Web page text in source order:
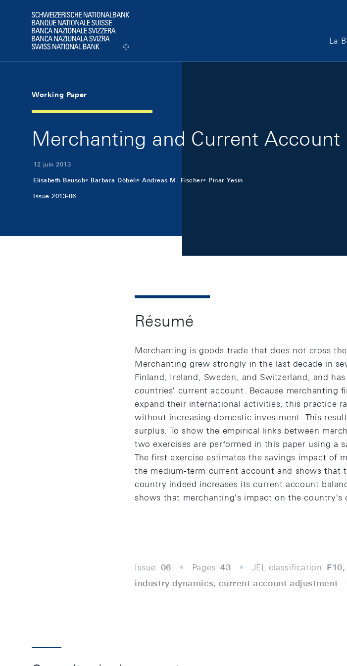
Logo
La
Working Paper
Merchanting and Current Account
12 juin 2013
Elisabeth Beusch Barbara Döbeli Andreas M. Fischer Pinar Yesin
Issue 2013-06
Résumé
Merchanting is goods trade that does not cross
Merchanting grew strongly in the last decade in
Finland, Ireland, Sweden, and Switzerland, and
countries' current account. Because merchanting
expand their international activities, this practice
without increasing domestic investment. This
surplus. To show the empirical links between
two exercises are performed in this paper using a
The first exercise estimates the savings impact of
the medium-term current account and shows that
country indeed increases its current account
shows that merchanting's impact on the
Issue: 06 Pages: 43 JEL classification:
industry dynamics, current account adjustment